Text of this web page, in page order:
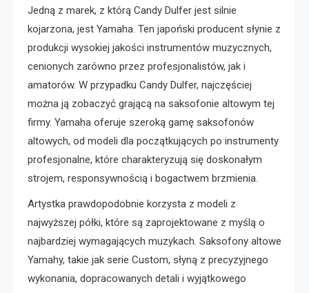
Jedną z marek, z którą Candy Dulfer jest silnie
kojarzona, jest Yamaha. Ten japoński producent słynie z
produkcji wysokiej jakości instrumentów muzycznych,
cenionych zarówno przez profesjonalistów, jak i
amatorów. W przypadku Candy Dulfer, najczęściej
można ją zobaczyć grającą na saksofonie altowym tej
firmy. Yamaha oferuje szeroką gamę saksofonów
altowych, od modeli dla początkujących po instrumenty
profesjonalne, które charakteryzują się doskonałym
strojem, responsywnością i bogactwem brzmienia.
Artystka prawdopodobnie korzysta z modeli z
najwyższej półki, które są zaprojektowane z myślą o
najbardziej wymagających muzykach. Saksofony altowe
Yamahy, takie jak serie Custom, słyną z precyzyjnego
wykonania, dopracowanych detali i wyjątkowego